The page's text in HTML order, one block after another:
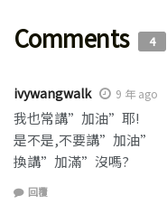
Comments 4
ivywangwalk 9 年 ago
我也常講”加油”耶!
是不是,不要講”加油”
換講”加滿”沒嗎?
回覆